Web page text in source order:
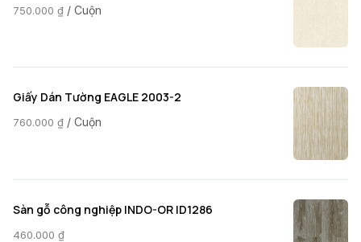
750.000 ₫ / Cuộn
Giấy Dán Tường EAGLE 2003-2
760.000 ₫ / Cuộn
Sàn gỗ công nghiệp INDO-OR ID1286
460.000 ₫